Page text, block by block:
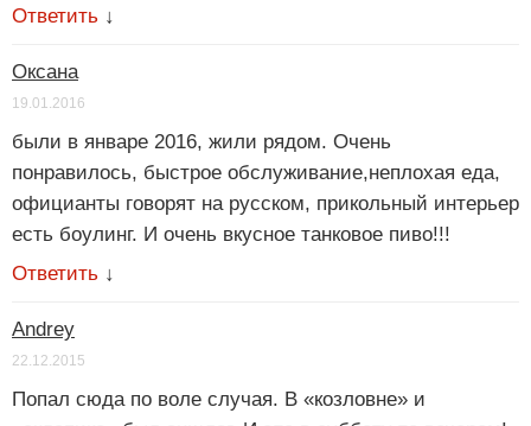
Ответить ↓
Оксана
19.01.2016
были в январе 2016, жили рядом. Очень
понравилось, быстрое обслуживание,неплохая еда,
официанты говорят на русском, прикольный интерьер
есть боулинг. И очень вкусное танковое пиво!!!
Ответить ↓
Andrey
22.12.2015
Попал сюда по воле случая. В «козловне» и